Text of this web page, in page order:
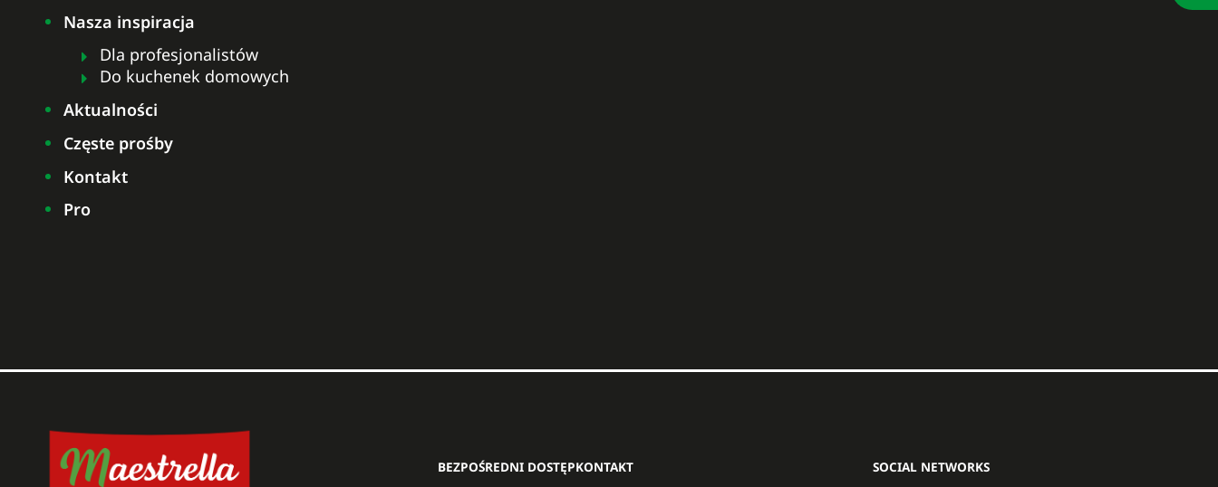
Nasza inspiracja
Dla profesjonalistów
Do kuchenek domowych
Aktualności
Częste prośby
Kontakt
Pro
BEZPOŚREDNI DOSTĘPKONTAKT SOCIAL NETWORKS